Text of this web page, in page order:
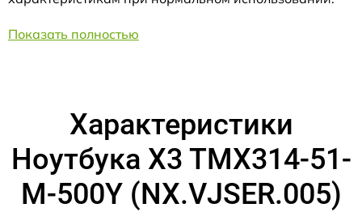
Показать полностью
Характеристики
Ноутбука X3 TMX314-51-
M-500Y (NX.VJSER.005)